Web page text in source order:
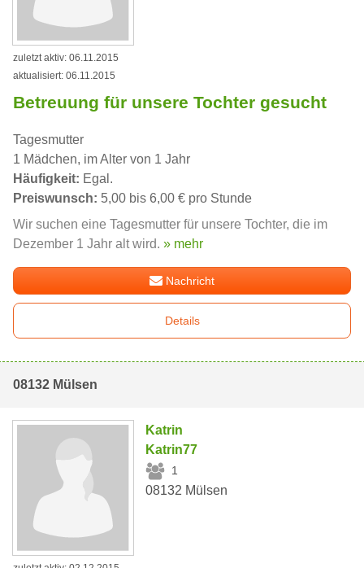
zuletzt aktiv: 06.11.2015
aktualisiert: 06.11.2015
Betreuung für unsere Tochter gesucht
Tagesmutter
1 Mädchen, im Alter von 1 Jahr
Häufigkeit: Egal.
Preiswunsch: 5,00 bis 6,00 € pro Stunde
Wir suchen eine Tagesmutter für unsere Tochter, die im
Dezember 1 Jahr alt wird. » mehr
Nachricht
Details
08132 Mülsen
Katrin
Katrin77
1
08132 Mülsen